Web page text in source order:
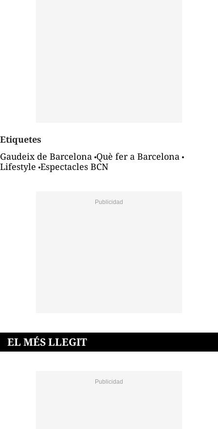
Etiquetes
Gaudeix de Barcelona Què fer a Barcelona
Lifestyle Espectacles BCN
EL MÉS LLEGIT